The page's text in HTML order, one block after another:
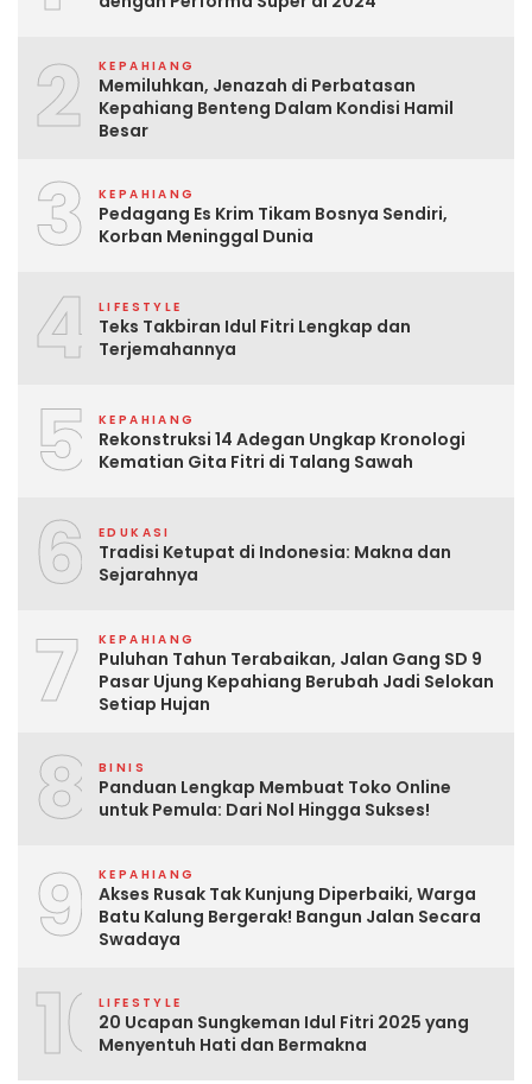
2 KEPAHIANG
Memiluhkan, Jenazah di Perbatasan
Kepahiang Benteng Dalam Kondisi Hamil
Besar
3 KEPAHIANG
Pedagang Es Krim Tikam Bosnya Sendiri,
Korban Meninggal Dunia
4 LIFESTYLE
Teks Takbiran Idul Fitri Lengkap dan
Terjemahannya
5 KEPAHIANG
Rekonstruksi 14 Adegan Ungkap Kronologi
Kematian Gita Fitri di Talang Sawah
6 EDUKASI
Tradisi Ketupat di Indonesia: Makna dan
Sejarahnya
7 KEPAHIANG
Puluhan Tahun Terabaikan, Jalan Gang SD 9
Pasar Ujung Kepahiang Berubah Jadi Selokan
Setiap Hujan
8 BINIS
Panduan Lengkap Membuat Toko Online
untuk Pemula: Dari Nol Hingga Sukses!
9 KEPAHIANG
Akses Rusak Tak Kunjung Diperbaiki, Warga
Batu Kalung Bergerak! Bangun Jalan Secara
Swadaya
10LIFESTYLE
20 Ucapan Sungkeman Idul Fitri 2025 yang
Menyentuh Hati dan Bermakna